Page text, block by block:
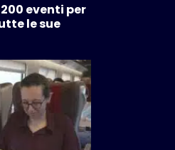
eventi per
le sue